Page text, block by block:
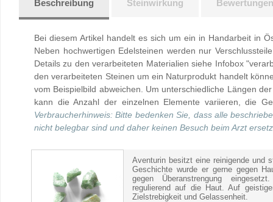
Beschreibung Steinwirkung Bewertungen
Bei diesem Artikel handelt es sich um ein in Handarbeit in
Neben hochwertigen Edelsteinen werden nur
Details zu den verarbeiteten Materialien siehe Infobox
den verarbeiteten Steinen um ein Naturprodukt handelt
vom Beispielbild abweichen. Um unterschiedliche Längen
kann die Anzahl der einzelnen Elemente variieren, die
Verbraucherhinweis: Bitte bedenken Sie, dass alle
nicht belegbar sind und daher keinen Besuch beim Arzt
Aventurin besitzt eine reinigende und
Geschichte wurde er gerne gegen
gegen Überanstrengung
regulierend auf die Haut. Auf
Zielstrebigkeit und Gelassenheit.